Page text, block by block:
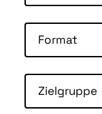
Format
Zielgruppe